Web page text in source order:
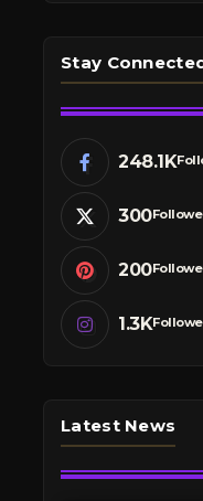
Stay
248.1K
300
200
1.3K
Latest News